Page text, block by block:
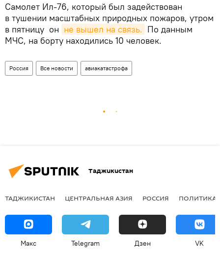
Самолет Ил-76, который был задействован
в тушении масштабных природных пожаров, утром
в пятницу он не вышел на связь. По данным
МЧС, на борту находились 10 человек.
Россия Все новости авиакатастрофа
Таджикистан
ТАДЖИКИСТАН ЦЕНТРАЛЬНАЯ АЗИЯ РОССИЯ ПОЛИТИКА
Макс Telegram Дзен VK